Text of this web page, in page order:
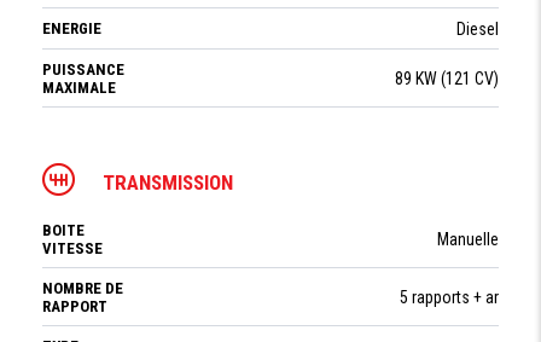
ENERGIE Diesel
PUISSANCE
MAXIMALE
89 KW (121 CV)
TRANSMISSION
BOITE
VITESSE
Manuelle
NOMBRE DE
RAPPORT
5 rapports + ar